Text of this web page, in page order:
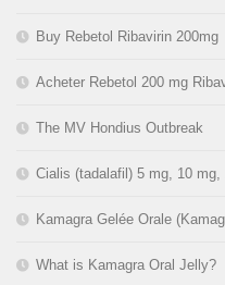
Buy Rebetol Ribavirin 200mg
Acheter Rebetol 200 mg
The MV Hondius Outbreak
Cialis (tadalafil) 5 mg, 10 mg,
Kamagra Gelée Orale
What is Kamagra Oral Jelly?